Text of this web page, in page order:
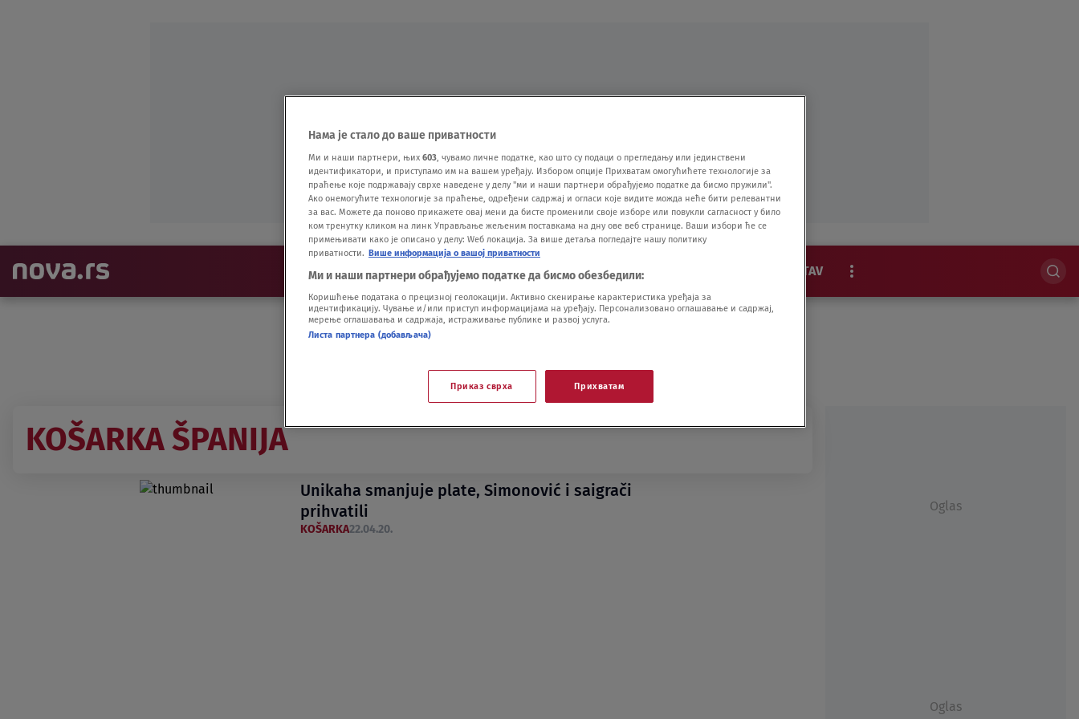
NAJNOVIJE VESTI SHOW SPORT VIDEO NOVA BAZA STAV
EKSKLUZIVNO
KOŠARKA ŠPANIJA
Unikaha smanjuje plate, Simonović i saigrači
prihvatili
KOŠARKA22.04.20.
Oglas
Oglas
Нама је стало до ваше приватности
Ми и наши партнери, њих 603, чувамо личне податке, као што су подаци о прегледању или јединствени
идентификатори, и приступамо им на вашем уређају. Избором опције Прихватам омогућићете технологије за
праћење које подржавају сврхе наведене у делу "ми и наши партнери обрађујемо податке да бисмо пружили".
Ако онемогућите технологије за праћење, одређени садржај и огласи које видите можда неће бити релевантни
за вас. Можете да поново прикажете овај мени да бисте променили своје изборе или повукли сагласност у било
ком тренутку кликом на линк Управљање жељеним поставкама на дну ове веб странице. Ваши избори ће се
примењивати како је описано у делу: Wеб локација. За више детаља погледајте нашу политику
приватности. Више информација о вашој приватности
Ми и наши партнери обрађујемо податке да бисмо обезбедили:
Коришћење података о прецизној геолокацији. Активно скенирање карактеристика уређаја за
идентификацију. Чување и/или приступ информацијама на уређају. Персонализовано оглашавање и садржај,
мерење оглашавања и садржаја, истраживање публике и развој услуга.
Листа партнера (добављача)
Приказ сврха Прихватам